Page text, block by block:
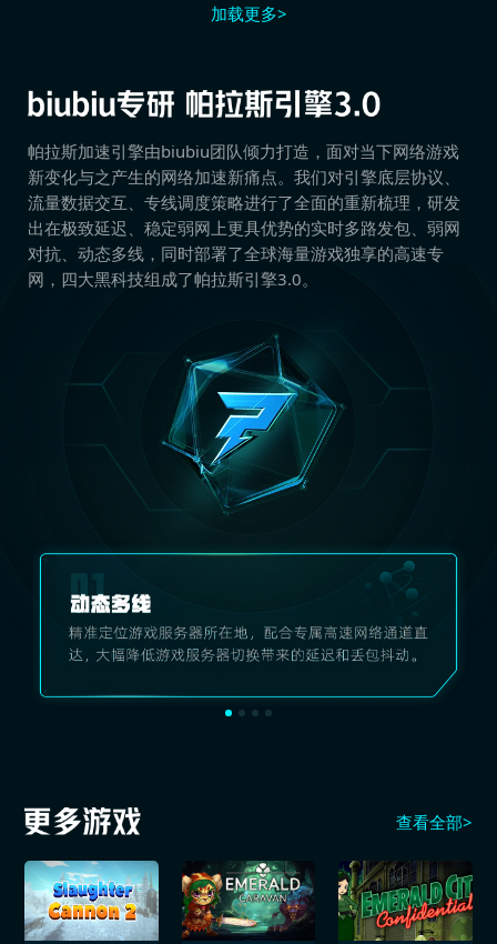
加载更多>
帕拉斯加速引擎由biubiu团队倾力打造，面对当下网络游戏
新变化与之产生的网络加速新痛点。我们对引擎底层协议、
流量数据交互、专线调度策略进行了全面的重新梳理，研发
出在极致延迟、稳定弱网上更具优势的实时多路发包、弱网
对抗、动态多线，同时部署了全球海量游戏独享的高速专
网，四大黑科技组成了帕拉斯引擎3.0。
查看全部>